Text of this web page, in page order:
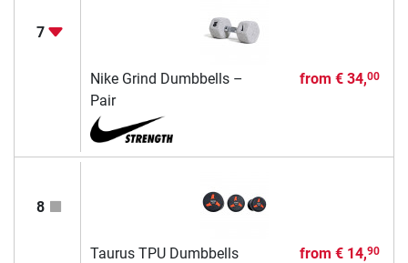
7
Nike Grind Dumbbells –
Pair
from € 34,00
8
Taurus TPU Dumbbells from € 14,90